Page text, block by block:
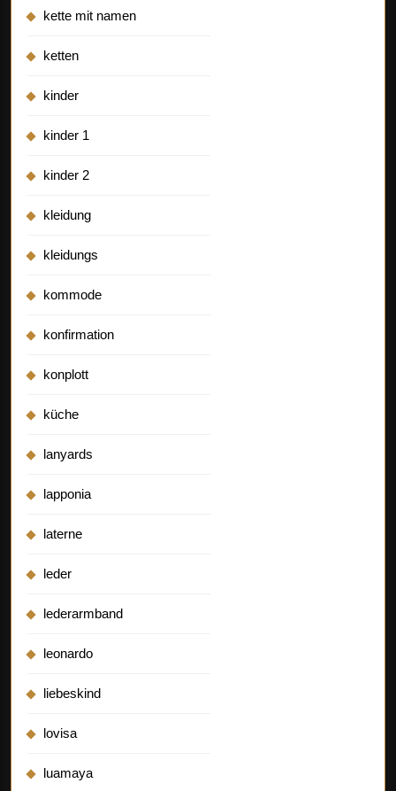
kette mit namen
ketten
kinder
kinder 1
kinder 2
kleidung
kleidungs
kommode
konfirmation
konplott
küche
lanyards
lapponia
laterne
leder
lederarmband
leonardo
liebeskind
lovisa
luamaya